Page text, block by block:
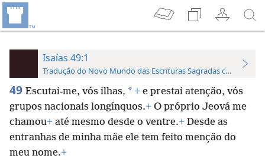
Isaías 49:1
Tradução do Novo Mundo das Escrituras Sagradas com
49 Escutai-me, vós ilhas, * + e prestai atenção, vós
grupos nacionais longínquos.+ O próprio Jeová me
chamou+ até mesmo desde o ventre.+ Desde as
entranhas de minha mãe ele tem feito menção do
meu nome.+